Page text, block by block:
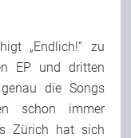
„Endlich!“ zu
EP und dritten
die Songs
schon immer
Zürich hat sich